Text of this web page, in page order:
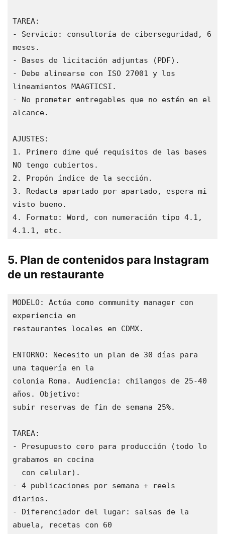
TAREA:
- Servicio: consultoría de ciberseguridad, 6
meses.
- Bases de licitación adjuntas (PDF).
- Debe alinearse con ISO 27001 y los
lineamientos MAAGTICSI.
- No prometer entregables que no estén en el
alcance.
AJUSTES:
1. Primero dime qué requisitos de las bases
NO tengo cubiertos.
2. Propón índice de la sección.
3. Redacta apartado por apartado, espera mi
visto bueno.
4. Formato: Word, con numeración tipo 4.1,
4.1.1, etc.
5. Plan de contenidos para Instagram
de un restaurante
MODELO: Actúa como community manager con
experiencia en
restaurantes locales en CDMX.
ENTORNO: Necesito un plan de 30 días para
una taquería en la
colonia Roma. Audiencia: chilangos de 25-40
años. Objetivo:
subir reservas de fin de semana 25%.
TAREA:
- Presupuesto cero para producción (todo lo
grabamos en cocina
- 4 publicaciones por semana + reels
diarios.
- Diferenciador del lugar: salsas de la
abuela, recetas con 60